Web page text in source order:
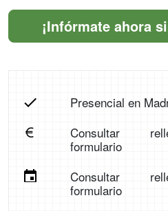
¡Infórmate ahora
Presencial en
Consultar
formulario
Consultar
formulario